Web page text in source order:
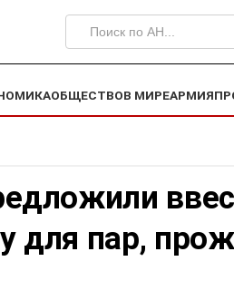
ОБЩЕСТВОВ МИРЕАРМИЯ
для пар,